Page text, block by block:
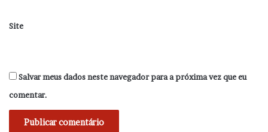
Site
Salvar meus dados neste navegador para a próxima vez que eu
comentar.